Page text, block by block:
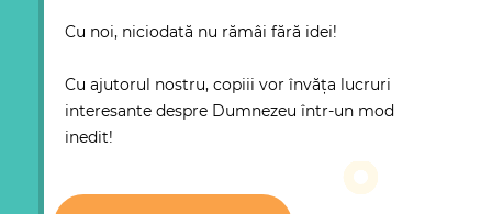
Cu noi, niciodată nu rămâi fără idei!
Cu ajutorul nostru, copiii vor învăța lucruri
interesante despre Dumnezeu într-un mod
inedit!